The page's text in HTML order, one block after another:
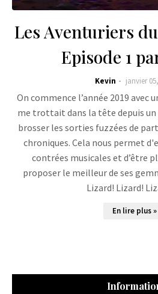
Les Aventuriers du
Episode 1
Kevin janvier
On commence l’année 2019 avec
me trottait dans la tête depuis un
brosser les sorties fuzzées de
chroniques. Cela nous permet
contrées musicales et d’être
proposer le meilleur de ses
Lizard! Lizard!
En lire plus »